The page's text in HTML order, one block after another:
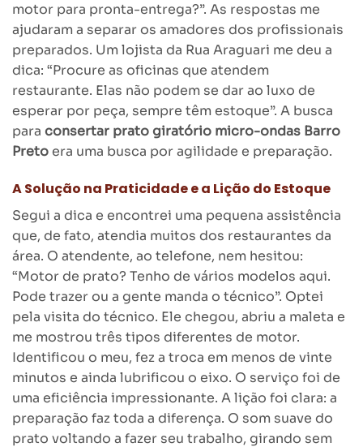
motor para pronta-entrega?”. As respostas me
ajudaram a separar os amadores dos profissionais
preparados. Um lojista da Rua Araguari me deu a
dica: “Procure as oficinas que atendem
restaurante. Elas não podem se dar ao luxo de
esperar por peça, sempre têm estoque”. A busca
para consertar prato giratório micro-ondas Barro
Pretoera uma busca por agilidade e preparação.
A Solução na Praticidade e a Lição do Estoque
Segui a dica e encontrei uma pequena assistência
que, de fato, atendia muitos dos restaurantes da
área. O atendente, ao telefone, nem hesitou:
“Motor de prato? Tenho de vários modelos aqui.
Pode trazer ou a gente manda o técnico”. Optei
pela visita do técnico. Ele chegou, abriu a maleta e
me mostrou três tipos diferentes de motor.
Identificou o meu, fez a troca em menos de vinte
minutos e ainda lubrificou o eixo. O serviço foi de
uma eficiência impressionante. A lição foi clara: a
preparação faz toda a diferença. O som suave do
prato voltando a fazer seu trabalho, girando sem